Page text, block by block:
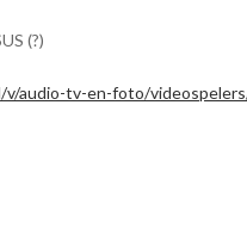
(?)
audio-tv-en-foto/